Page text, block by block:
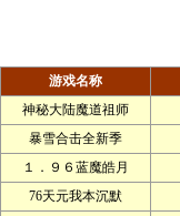
游戏名称
神秘大陆魔道祖师
暴雪合击全新季
１．９６蓝魔皓月
76天元我本沉默